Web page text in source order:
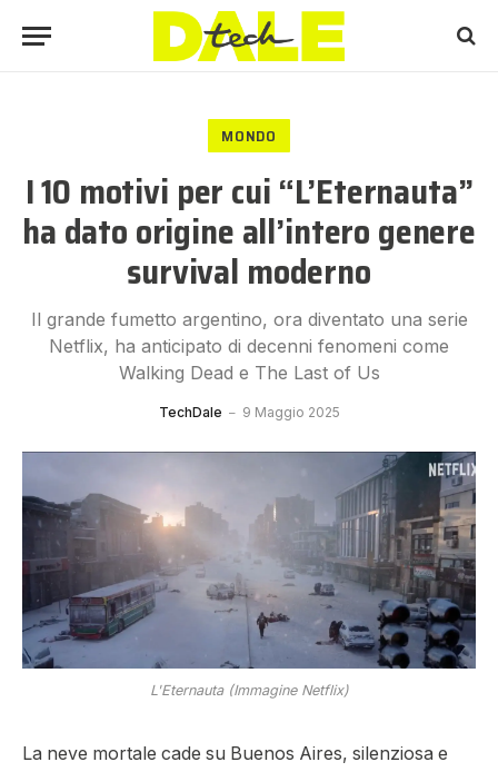
MONDO
I 10 motivi per cui “L’Eternauta”
ha dato origine all’intero genere
survival moderno
Il grande fumetto argentino, ora diventato una serie
Netflix, ha anticipato di decenni fenomeni come
Walking Dead e The Last of Us
TechDale 9 Maggio 2025
L'Eternauta (Immagine Netflix)
La neve mortale cade su Buenos Aires, silenziosa e